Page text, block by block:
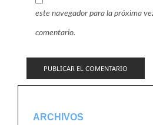
este navegador para la próxima
comentario.
ARCHIVOS